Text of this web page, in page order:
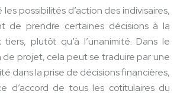
possibilités d’action des indivisaires,
de prendre certaines décisions à la
plutôt qu’à l’unanimité. Dans le
projet, cela peut se traduire par une
dans la prise de décisions financières,
d’accord de tous les cotitulaires du